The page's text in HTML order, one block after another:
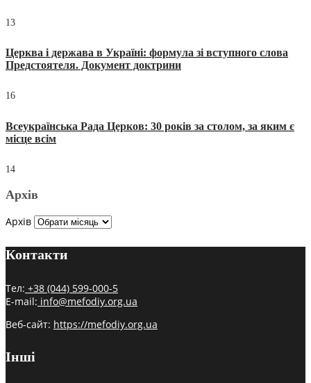
13
Церква і держава в Україні: формула зі вступного слова
Предстоятеля. Документ доктрини
16
Всеукраїнська Рада Церков: 30 років за столом, за яким є
місце всім
14
Архів
Архів
Контакти
Тел: +38 (044) 599-000-5
E-mail: info@mefodiy.org.ua
Веб-сайт: https://mefodiy.org.ua
Інші